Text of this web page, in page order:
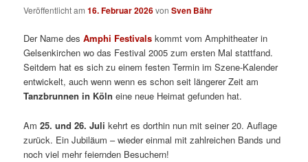
Veröffentlicht am16. Februar 2026vonSven Bähr
Der Name desAmphi Festivals kommt vom Amphitheater in
Gelsenkirchen wo das Festival 2005 zum ersten Mal stattfand.
Seitdem hat es sich zu einem festen Termin im Szene-Kalender
entwickelt, auch wenn wenn es schon seit längerer Zeit am
Tanzbrunnen in Köln eine neue Heimat gefunden hat.
Am25. und 26. Juli kehrt es dorthin nun mit seiner 20. Auflage
zurück. Ein Jubiläum – wieder einmal mit zahlreichen Bands und
noch viel mehr feiernden Besuchern!